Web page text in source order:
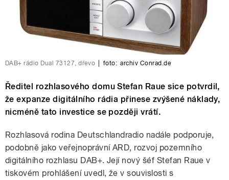
DAB+ rádio Dual 73127, dřevo foto: archiv Conrad.de
Ředitel rozhlasového domu Stefan Raue sice potvrdil,
že expanze digitálního rádia přinese zvýšené náklady,
nicméně tato investice se později vrátí.
Rozhlasová rodina Deutschlandradio nadále podporuje,
podobně jako veřejnoprávní ARD, rozvoj pozemního
digitálního rozhlasu DAB+. Její nový šéf Stefan Raue v
tiskovém prohlášení uvedl, že v souvislosti s